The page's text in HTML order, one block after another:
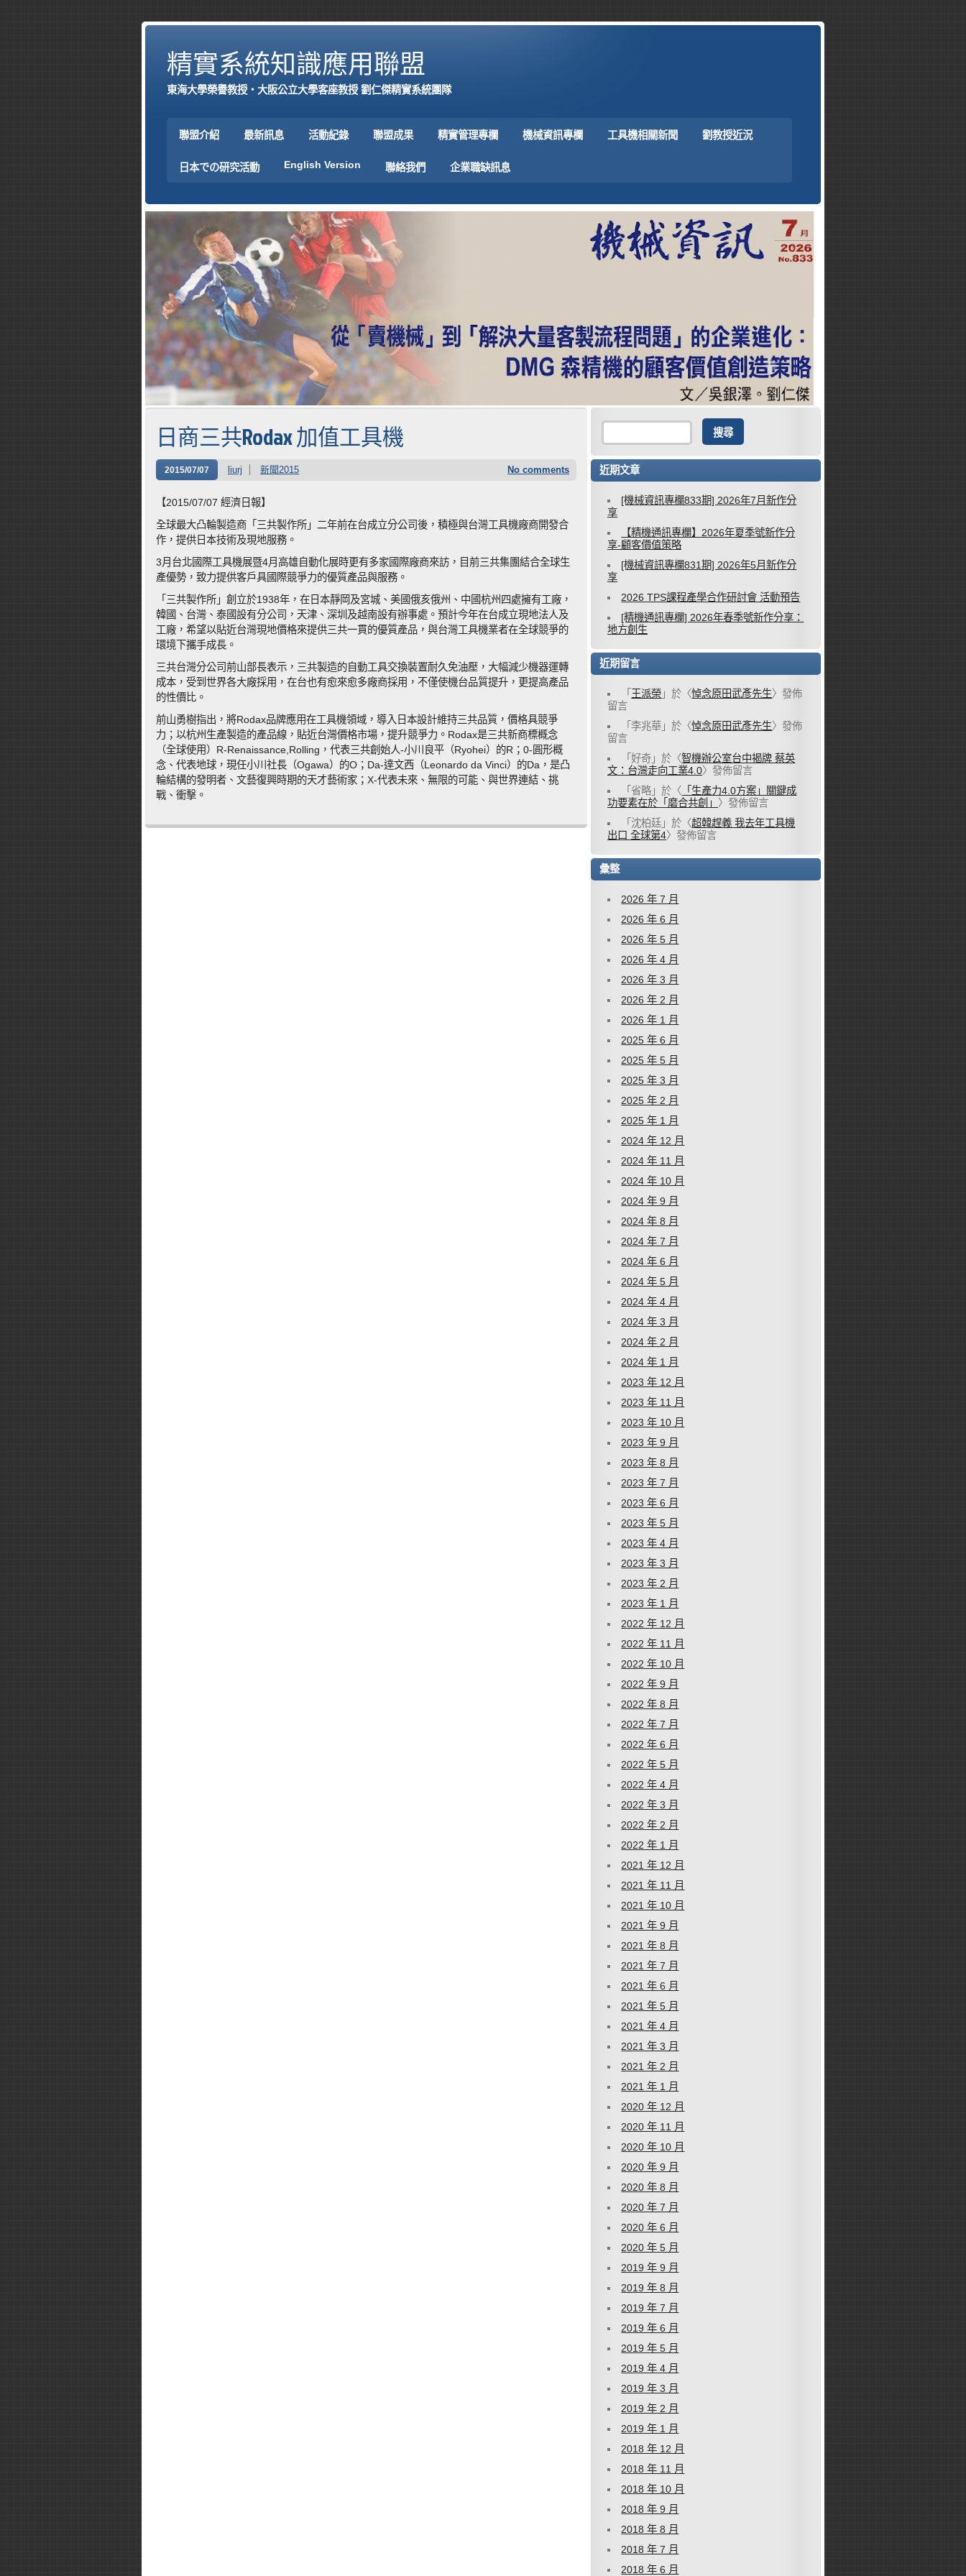
精實系統知識應用聯盟
東海大學榮譽教授‧大阪公立大學客座教授 劉仁傑精實系統團隊
聯盟介紹 最新訊息 活動紀錄 聯盟成果 精實管理專欄 機械資訊專欄 工具機相關新聞 劉教授近況
日本での研究活動 English Version 聯絡我們 企業職缺訊息
日商三共Rodax 加值工具機
2015/07/07 liurj 新聞2015 No comments
【2015/07/07 經濟日報】
全球最大凸輪製造商「三共製作所」二年前在台成立分公司後，積極與台灣工具機廠商開發合
作，提供日本技術及現地服務。
3月台北國際工具機展暨4月高雄自動化展時更有多家國際廠商來訪，目前三共集團結合全球生
產優勢，致力提供客戶具國際競爭力的優質產品與服務。
「三共製作所」創立於1938年，在日本靜岡及宮城、美國俄亥俄州、中國杭州四處擁有工廠，
韓國、台灣、泰國設有分公司，天津、深圳及越南設有辦事處。預計今年在台成立現地法人及
工廠，希望以貼近台灣現地價格來提供三共一貫的優質產品，與台灣工具機業者在全球競爭的
環境下攜手成長。
三共台灣分公司前山部長表示，三共製造的自動工具交換裝置耐久免油壓，大幅減少機器運轉
成本，受到世界各大廠採用，在台也有愈來愈多廠商採用，不僅使機台品質提升，更提高產品
的性價比。
前山勇樹指出，將Rodax品牌應用在工具機領域，導入日本設計維持三共品質，價格具競爭
力；以杭州生產製造的產品線，貼近台灣價格市場，提升競爭力。Rodax是三共新商標概念
（全球使用）R-Renaissance,Rolling，代表三共創始人-小川良平（Ryohei）的R；0-圓形概
念、代表地球，現任小川社長（Ogawa）的O；Da-達文西（Leonardo da Vinci）的Da，是凸
輪結構的發明者、文藝復興時期的天才藝術家；X-代表未來、無限的可能、與世界連結、挑
戰、衝擊。
近期文章
[機械資訊專欄833期] 2026年7月新作分
享
【精機通訊專欄】2026年夏季號新作分
享-顧客價值策略
[機械資訊專欄831期] 2026年5月新作分
享
2026 TPS課程產學合作研討會 活動預告
[精機通訊專欄] 2026年春季號新作分享：
地方創生
近期留言
「 王派榮 」於〈悼念原田武彥先生〉發佈
留言
「李兆華 」於〈悼念原田武彥先生〉發佈
留言
「好奇 」於〈智機辦公室台中揭牌 蔡英
文：台灣走向工業4.0〉發佈留言
「 省略 」於〈 「生產力4.0方案」關鍵成
功要素在於「磨合共創」 〉發佈留言
「 沈柏廷 」於〈超韓趕義 我去年工具機
出口 全球第4〉發佈留言
彙整
2026 年 7 月
2026 年 6 月
2026 年 5 月
2026 年 4 月
2026 年 3 月
2026 年 2 月
2026 年 1 月
2025 年 6 月
2025 年 5 月
2025 年 3 月
2025 年 2 月
2025 年 1 月
2024 年 12 月
2024 年 11 月
2024 年 10 月
2024 年 9 月
2024 年 8 月
2024 年 7 月
2024 年 6 月
2024 年 5 月
2024 年 4 月
2024 年 3 月
2024 年 2 月
2024 年 1 月
2023 年 12 月
2023 年 11 月
2023 年 10 月
2023 年 9 月
2023 年 8 月
2023 年 7 月
2023 年 6 月
2023 年 5 月
2023 年 4 月
2023 年 3 月
2023 年 2 月
2023 年 1 月
2022 年 12 月
2022 年 11 月
2022 年 10 月
2022 年 9 月
2022 年 8 月
2022 年 7 月
2022 年 6 月
2022 年 5 月
2022 年 4 月
2022 年 3 月
2022 年 2 月
2022 年 1 月
2021 年 12 月
2021 年 11 月
2021 年 10 月
2021 年 9 月
2021 年 8 月
2021 年 7 月
2021 年 6 月
2021 年 5 月
2021 年 4 月
2021 年 3 月
2021 年 2 月
2021 年 1 月
2020 年 12 月
2020 年 11 月
2020 年 10 月
2020 年 9 月
2020 年 8 月
2020 年 7 月
2020 年 6 月
2020 年 5 月
2019 年 9 月
2019 年 8 月
2019 年 7 月
2019 年 6 月
2019 年 5 月
2019 年 4 月
2019 年 3 月
2019 年 2 月
2019 年 1 月
2018 年 12 月
2018 年 11 月
2018 年 10 月
2018 年 9 月
2018 年 8 月
2018 年 7 月
2018 年 6 月